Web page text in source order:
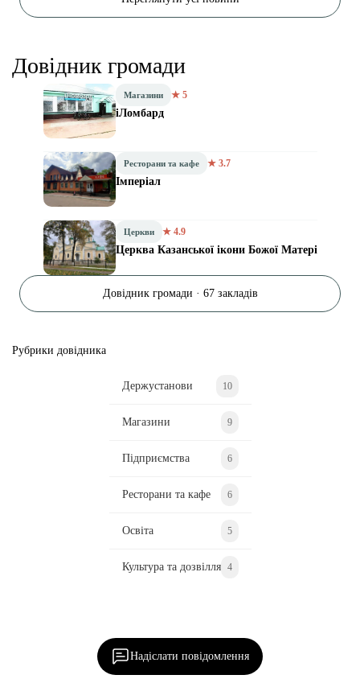
Довідник громади
Магазини ★ 5
iЛомбард
Ресторани та кафе ★ 3.7
Імперіал
Церкви ★ 4.9
Церква Казанської ікони Божої Матері
Довідник громади · 67 закладів
Рубрики довідника
Держустанови 10
Магазини 9
Підприємства 6
Ресторани та кафе 6
Освіта 5
Культура та дозвілля 4
Надіслати повідомлення